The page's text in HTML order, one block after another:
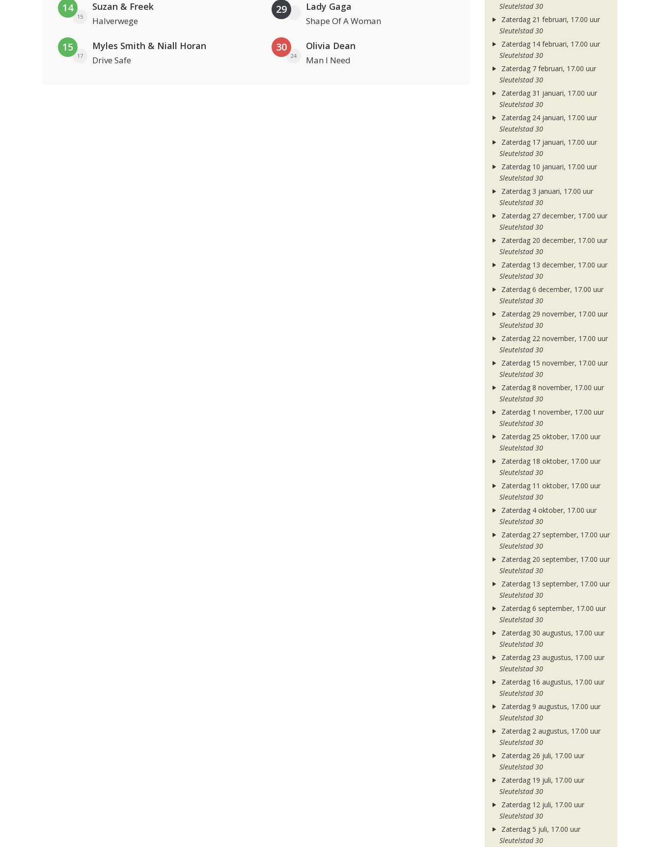
14
15
Suzan & Freek
Halverwege
15
17
Myles Smith & Niall Horan
Drive Safe
29 Lady Gaga
Shape Of A Woman
30
24
Olivia Dean
Man I Need
Sleutelstad 30
Zaterdag 21 februari, 17.00 uur
Sleutelstad 30
Zaterdag 14 februari, 17.00 uur
Sleutelstad 30
Zaterdag 7 februari, 17.00 uur
Sleutelstad 30
Zaterdag 31 januari, 17.00 uur
Sleutelstad 30
Zaterdag 24 januari, 17.00 uur
Sleutelstad 30
Zaterdag 17 januari, 17.00 uur
Sleutelstad 30
Zaterdag 10 januari, 17.00 uur
Sleutelstad 30
Zaterdag 3 januari, 17.00 uur
Sleutelstad 30
Zaterdag 27 december, 17.00 uur
Sleutelstad 30
Zaterdag 20 december, 17.00 uur
Sleutelstad 30
Zaterdag 13 december, 17.00 uur
Sleutelstad 30
Zaterdag 6 december, 17.00 uur
Sleutelstad 30
Zaterdag 29 november, 17.00 uur
Sleutelstad 30
Zaterdag 22 november, 17.00 uur
Sleutelstad 30
Zaterdag 15 november, 17.00 uur
Sleutelstad 30
Zaterdag 8 november, 17.00 uur
Sleutelstad 30
Zaterdag 1 november, 17.00 uur
Sleutelstad 30
Zaterdag 25 oktober, 17.00 uur
Sleutelstad 30
Zaterdag 18 oktober, 17.00 uur
Sleutelstad 30
Zaterdag 11 oktober, 17.00 uur
Sleutelstad 30
Zaterdag 4 oktober, 17.00 uur
Sleutelstad 30
Zaterdag 27 september, 17.00 uur
Sleutelstad 30
Zaterdag 20 september, 17.00 uur
Sleutelstad 30
Zaterdag 13 september, 17.00 uur
Sleutelstad 30
Zaterdag 6 september, 17.00 uur
Sleutelstad 30
Zaterdag 30 augustus, 17.00 uur
Sleutelstad 30
Zaterdag 23 augustus, 17.00 uur
Sleutelstad 30
Zaterdag 16 augustus, 17.00 uur
Sleutelstad 30
Zaterdag 9 augustus, 17.00 uur
Sleutelstad 30
Zaterdag 2 augustus, 17.00 uur
Sleutelstad 30
Zaterdag 26 juli, 17.00 uur
Sleutelstad 30
Zaterdag 19 juli, 17.00 uur
Sleutelstad 30
Zaterdag 12 juli, 17.00 uur
Sleutelstad 30
Zaterdag 5 juli, 17.00 uur
Sleutelstad 30